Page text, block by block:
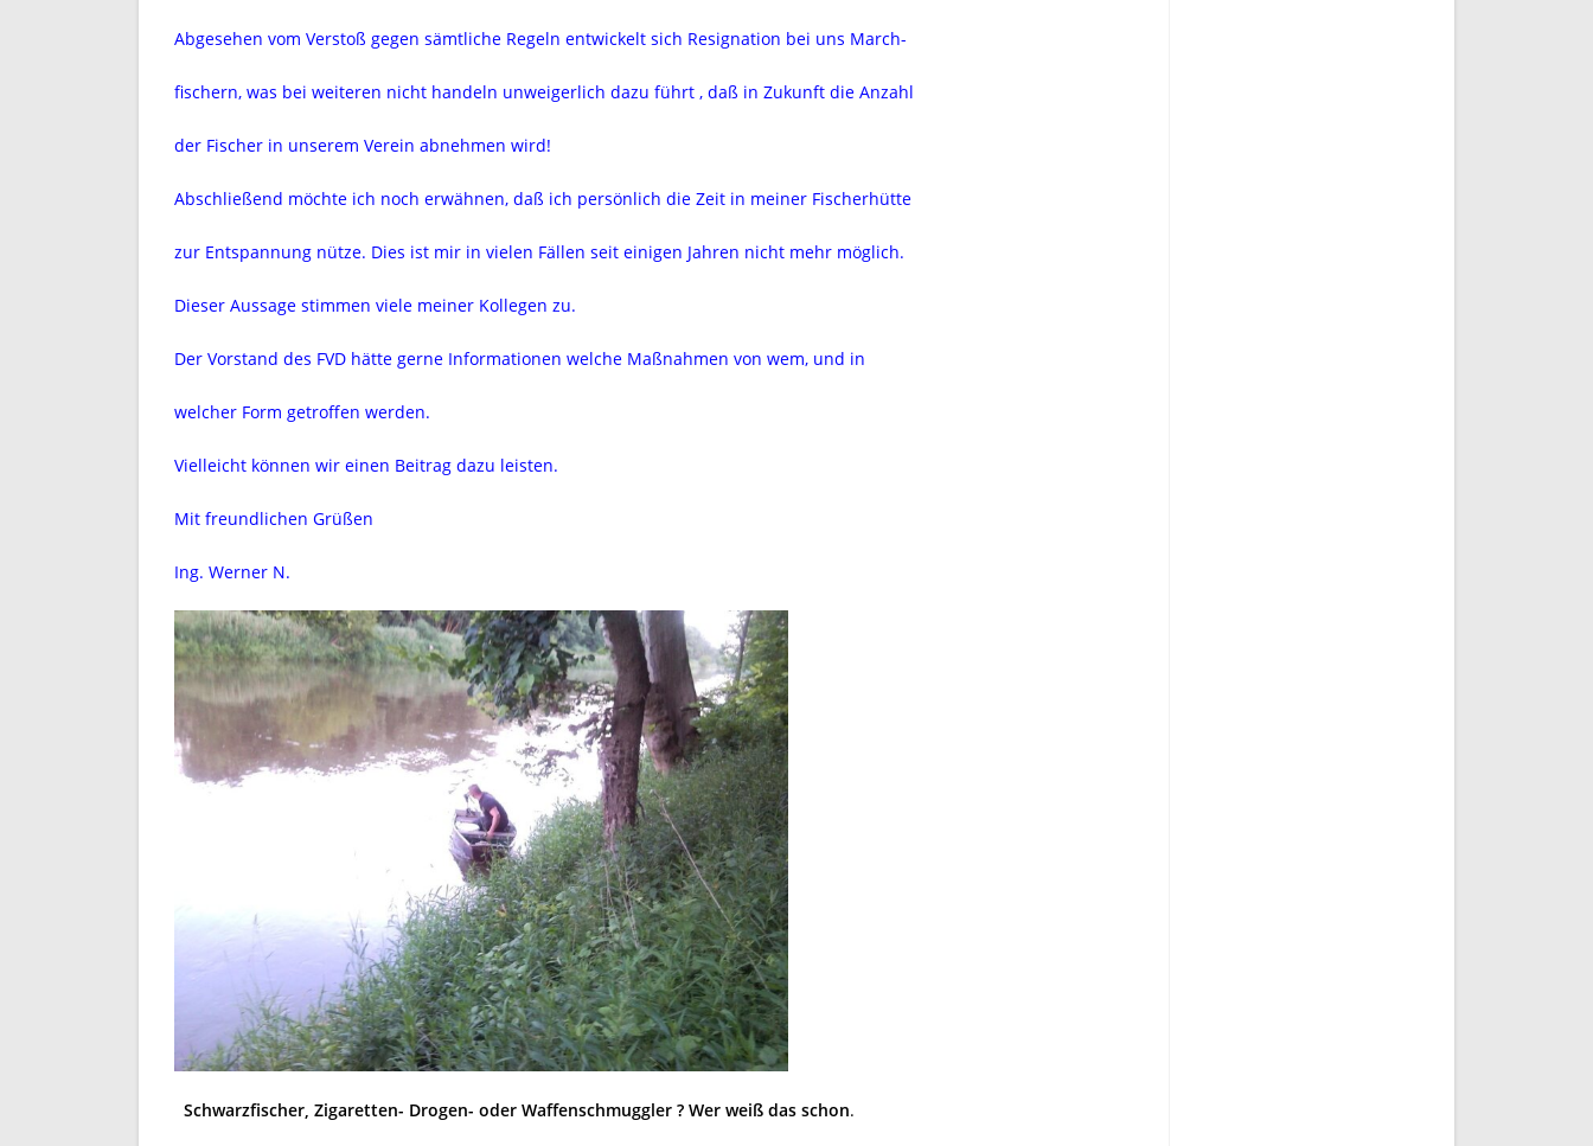
Abgesehen vom Verstoß gegen sämtliche Regeln entwickelt sich Resignation bei uns March-
fischern, was bei weiteren nicht handeln unweigerlich dazu führt , daß in Zukunft die Anzahl
der Fischer in unserem Verein abnehmen wird!
Abschließend möchte ich noch erwähnen, daß ich persönlich die Zeit in meiner Fischerhütte
zur Entspannung nütze. Dies ist mir in vielen Fällen seit einigen Jahren nicht mehr möglich.
Dieser Aussage stimmen viele meiner Kollegen zu.
Der Vorstand des FVD hätte gerne Informationen welche Maßnahmen von wem, und in
welcher Form getroffen werden.
Vielleicht können wir einen Beitrag dazu leisten.
Mit freundlichen Grüßen
Ing. Werner N.
Schwarzfischer, Zigaretten- Drogen- oder Waffenschmuggler ? Wer weiß das schon.